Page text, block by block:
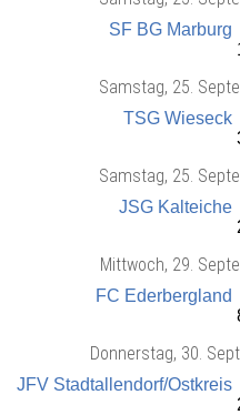
SF BG Marburg
Samstag, 25.
TSG Wieseck
Samstag, 25.
JSG Kalteiche
Mittwoch, 29.
FC Ederbergland
Donnerstag, 30.
JFV Stadtallendorf/Ostkreis